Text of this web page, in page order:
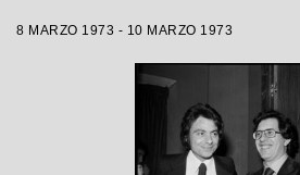
8 MARZO 1973 - 10 MARZO 1973